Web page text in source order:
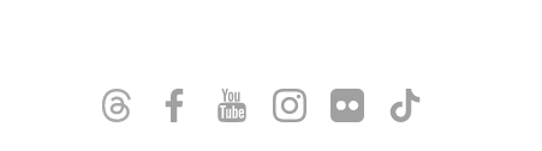
ThreadsFacebookYoutubeInstagram
Flick TikTok